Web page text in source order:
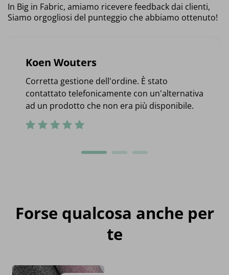
In Big in Fabric, amiamo ricevere feedback dai clienti,
Siamo orgogliosi del punteggio che abbiamo ottenuto!
Koen Wouters
Corretta gestione dell'ordine. È stato
contattato telefonicamente con un'alternativa
ad un prodotto che non era più disponibile.
Forse qualcosa anche per
te